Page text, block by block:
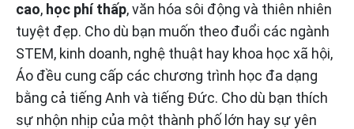
cao, học phí thấp, văn hóa sôi động và thiên nhiên
tuyệt đẹp. Cho dù bạn muốn theo đuổi các ngành
STEM, kinh doanh, nghệ thuật hay khoa học xã hội,
Áo đều cung cấp các chương trình học đa dạng
bằng cả tiếng Anh và tiếng Đức. Cho dù bạn thích
sự nhộn nhịp của một thành phố lớn hay sự yên